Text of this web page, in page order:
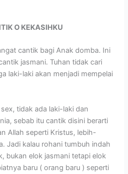
O KEKASIHKU
cantik bagi Anak domba. Ini
jasmani. Tuhan tidak cari
laki-laki akan menjadi mempelai
tidak ada laki-laki dan
sebab itu cantik disini berarti
Allah seperti Kristus, lebih-
Jadi kalau rohani tumbuh indah
bukan elok jasmani tetapi elok
baru ( orang baru ) seperti